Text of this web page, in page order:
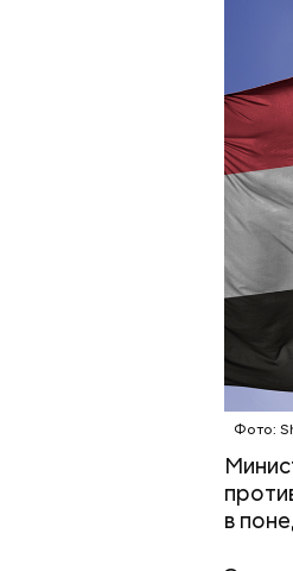
Фото:
в
В
Вода за 10 тысяч: поможет
японский напиток сбросить